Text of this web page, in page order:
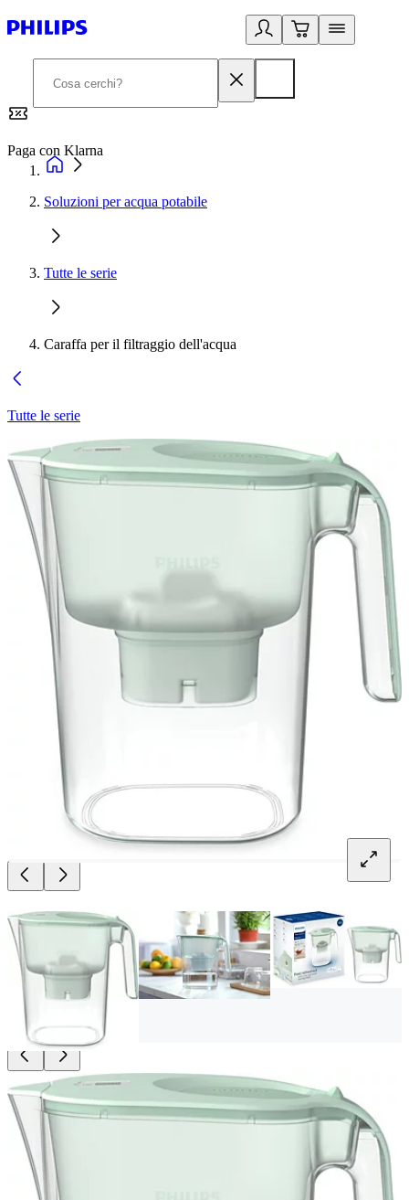
Paga con Klarna
Soluzioni per acqua potabile
Tutte le serie
Caraffa per il filtraggio dell'acqua
Tutte le serie